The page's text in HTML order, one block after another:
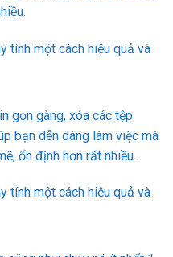
gọn gàng, xóa các tệp
bạn dễn dàng làm việc mà
ổn định hơn rất nhiều.